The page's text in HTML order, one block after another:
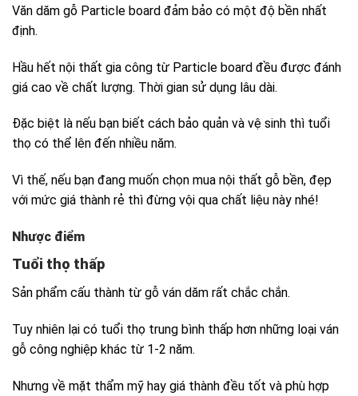
Văn dăm gỗ Particle board đảm bảo có một độ bền nhất
định.
Hầu hết nội thất gia công từ Particle board đều được đánh
giá cao về chất lượng. Thời gian sử dụng lâu dài.
Đặc biệt là nếu bạn biết cách bảo quản và vệ sinh thì tuổi
thọ có thể lên đến nhiều năm.
Vì thế, nếu bạn đang muốn chọn mua nội thất gỗ bền, đẹp
với mức giá thành rẻ thì đừng vội qua chất liệu này nhé!
Nhược điểm
Tuổi thọ thấp
Sản phẩm cấu thành từ gỗ ván dăm rất chắc chắn.
Tuy nhiên lại có tuổi thọ trung bình thấp hơn những loại ván
gỗ công nghiệp khác từ 1-2 năm.
Nhưng về mặt thẩm mỹ hay giá thành đều tốt và phù hợp